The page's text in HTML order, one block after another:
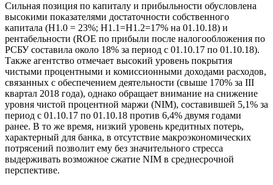
Сильная позиция по капиталу и прибыльности обусловлена
высокими показателями достаточности собственного
капитала (Н1.0 = 23%; Н1.1=Н1.2=17% на 01.10.18) и
рентабельности (ROE по прибыли после налогообложения по
РСБУ составила около 18% за период с 01.10.17 по 01.10.18).
Также агентство отмечает высокий уровень покрытия
чистыми процентными и комиссионными доходами расходов,
связанных с обеспечением деятельности (свыше 170% за III
квартал 2018 года), однако обращает внимание на снижение
уровня чистой процентной маржи (NIM), составившей 5,1% за
период с 01.10.17 по 01.10.18 против 6,4% двумя годами
ранее. В то же время, низкий уровень кредитных потерь,
характерный для банка, в отсутствие макроэкономических
потрясений позволит ему без значительного стресса
выдерживать возможное сжатие NIM в среднесрочной
перспективе.